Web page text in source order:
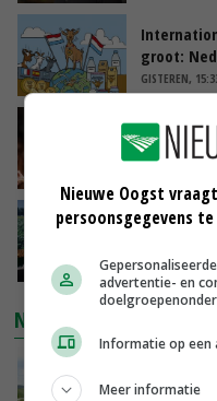
groot:
GISTEREN,
Vlaamse
groeit
‘Cijfer
GISTEREN, 13:31
NIEUWSTE VIDEO'S
Nieuwe Oogst
persoonsgegevens
advertentie- en
Informatie op een
Meer informatie